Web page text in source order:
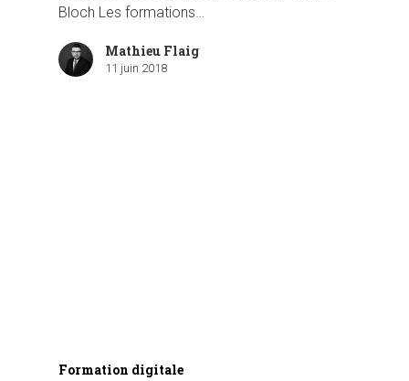
Bloch Les formations…
Mathieu Flaig
11 juin 2018
Formation digitale